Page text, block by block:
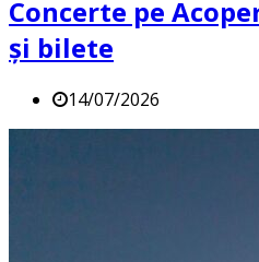
Concerte pe
și bilete
14/07/2026